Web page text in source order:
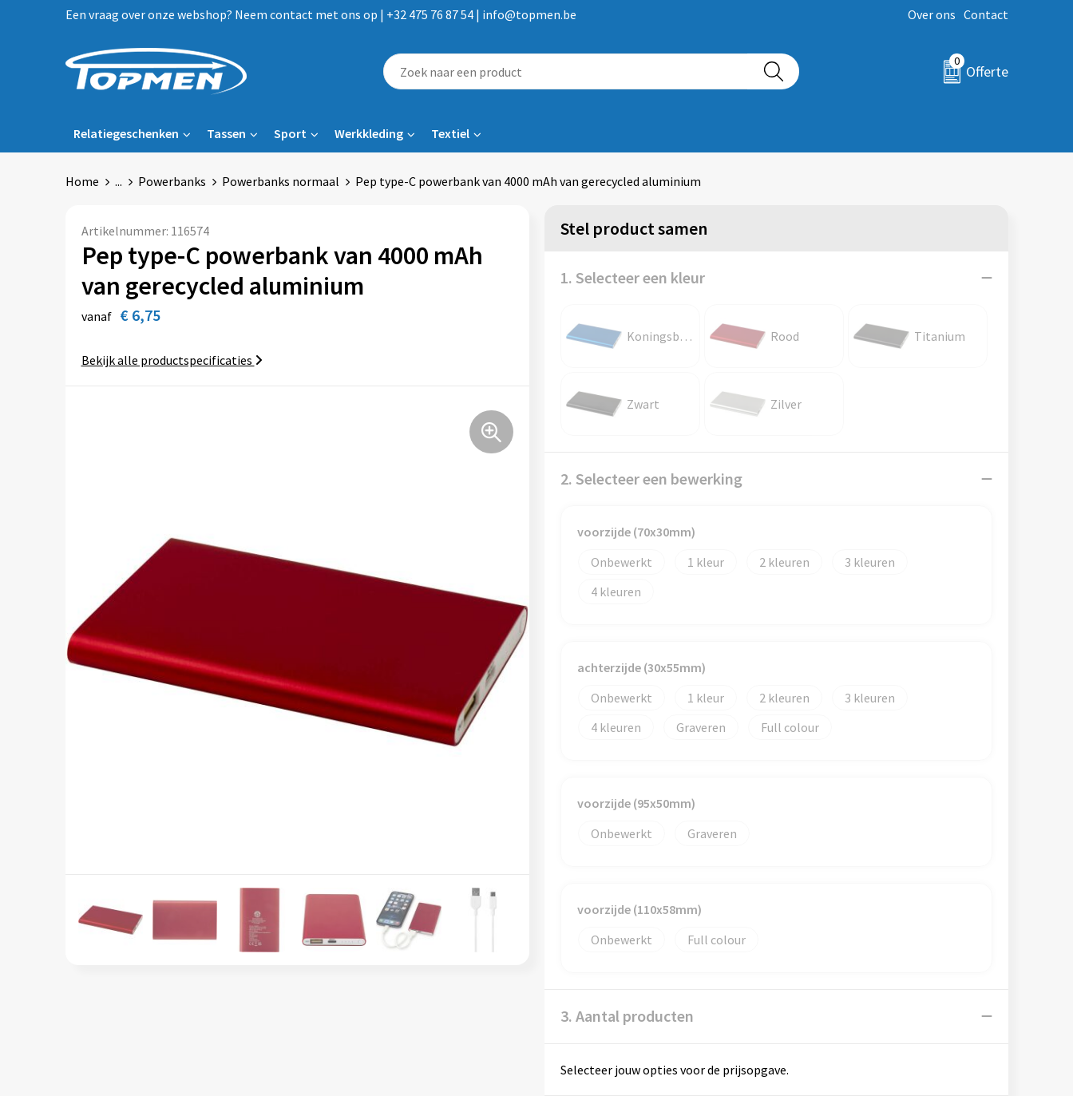
Een vraag over onze webshop? Neem contact met ons op | +32 475 76 87 54 | info@topmen.be Over ons Contact
0
Offerte
Relatiegeschenken Tassen Sport Werkkleding Textiel
Home ... Powerbanks Powerbanks normaal Pep type-C powerbank van 4000 mAh van gerecycled aluminium
Artikelnummer: 116574
Pep type-C powerbank van 4000 mAh
van gerecycled aluminium
vanaf € 6,75
Bekijk alle productspecificaties
Stel product samen
1. Selecteer een kleur
Koningsblauw Rood Titanium
Zwart Zilver
2. Selecteer een bewerking
voorzijde (70x30mm)
Onbewerkt
1 2
3
4
achterzijde (30x55mm)
Onbewerkt
1 2
3
4
Graveren Full colour
voorzijde (95x50mm)
Onbewerkt
Graveren
voorzijde (110x58mm)
Onbewerkt
Full colour
3. Aantal producten
Selecteer jouw opties voor de prijsopgave.